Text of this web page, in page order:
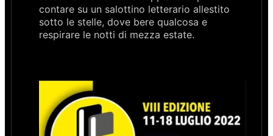
contare su un salottino letterario allestito
sotto le stelle, dove bere qualcosa e
respirare le notti di mezza estate.